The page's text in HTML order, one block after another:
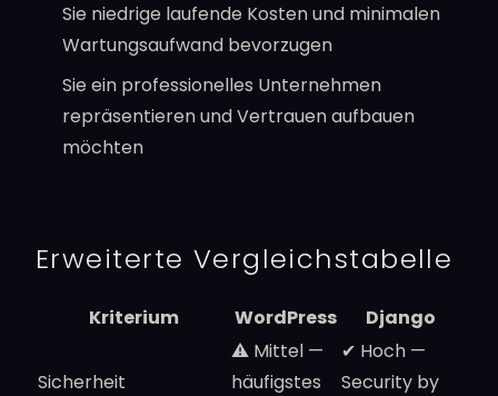
Sie niedrige laufende Kosten und minimalen
Wartungsaufwand bevorzugen
Sie ein professionelles Unternehmen
repräsentieren und Vertrauen aufbauen
möchten
Erweiterte Vergleichstabelle
Kriterium WordPress Django
Sicherheit
⚠️ Mittel —
häufigstes
✔ Hoch —
Security by